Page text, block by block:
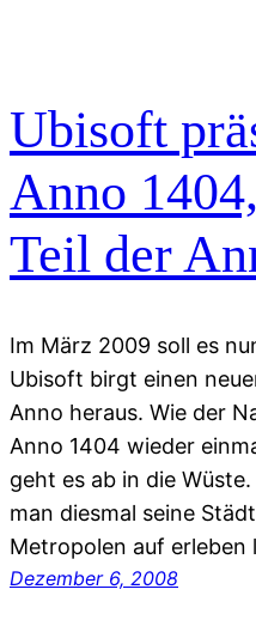
Ubisoft
Anno
Teil der
Im März 2009 soll es
Ubisoft birgt einen
Anno heraus. Wie der
Anno 1404 wieder
geht es ab in die
man diesmal seine
Metropolen auf erleben
Dezember 6, 2008